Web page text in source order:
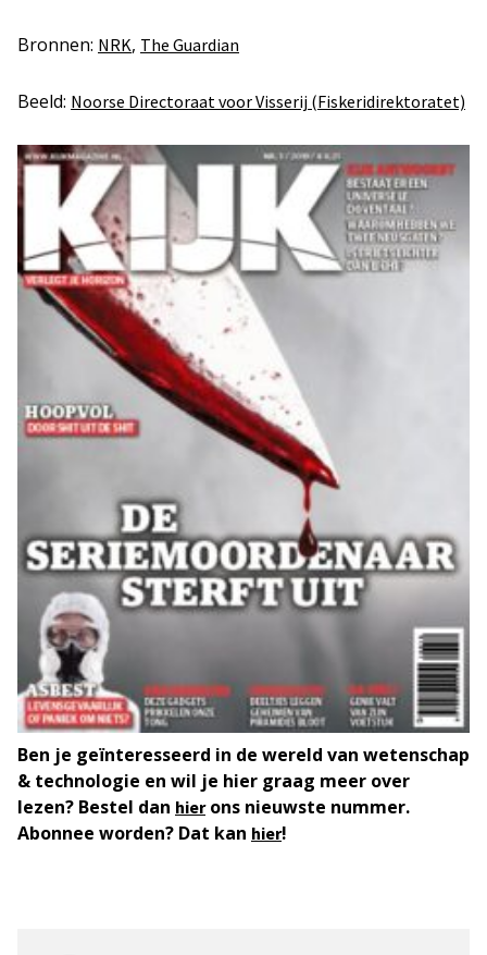
Bronnen: NRK, The Guardian
Beeld: Noorse Directoraat voor Visserij (Fiskeridirektoratet)
Ben je geïnteresseerd in de wereld van wetenschap
& technologie en wil je hier graag meer over
lezen? Bestel dan hierons nieuwste nummer.
Abonnee worden? Dat kan hier!